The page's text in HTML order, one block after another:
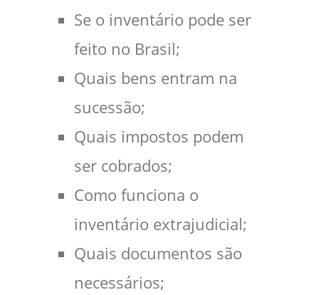
Se o inventário pode ser
feito no Brasil;
Quais bens entram na
sucessão;
Quais impostos podem
ser cobrados;
Como funciona o
inventário extrajudicial;
Quais documentos são
necessários;